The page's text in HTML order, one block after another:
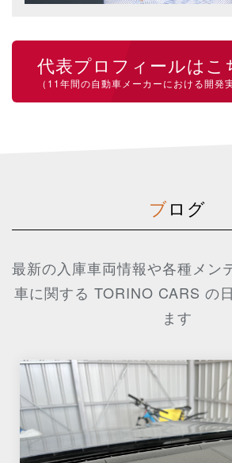
代表プロフィールはこ
（11年間の自動車メーカーにおける開発
ブログ
最新の入庫車両情報や各種メン
車に関する TORINO CARS の
ます